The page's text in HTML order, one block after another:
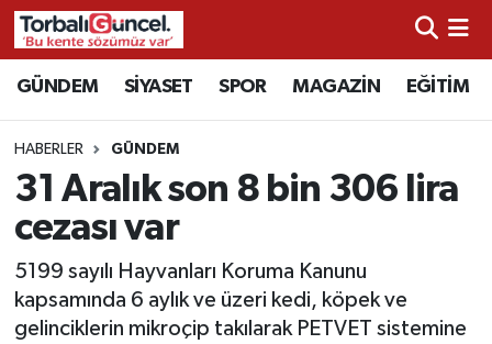
GÜNDEM SİYASET SPOR MAGAZİN EĞİTİM
HABERLER GÜNDEM
31 Aralık son 8 bin 306 lira
cezası var
5199 sayılı Hayvanları Koruma Kanunu
kapsamında 6 aylık ve üzeri kedi, köpek ve
gelinciklerin mikroçip takılarak PETVET sistemine
İzmir Nöbetçi Eczaneler
İzmir Hava Durumu
İzmir Namaz Vakitleri
Süper Lig Puan Durumu ve Fikstür